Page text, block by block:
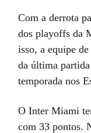
Com a derrota
dos playoffs da
isso, a equipe
da última
temporada nos
O Inter Miami
com 33 pontos.